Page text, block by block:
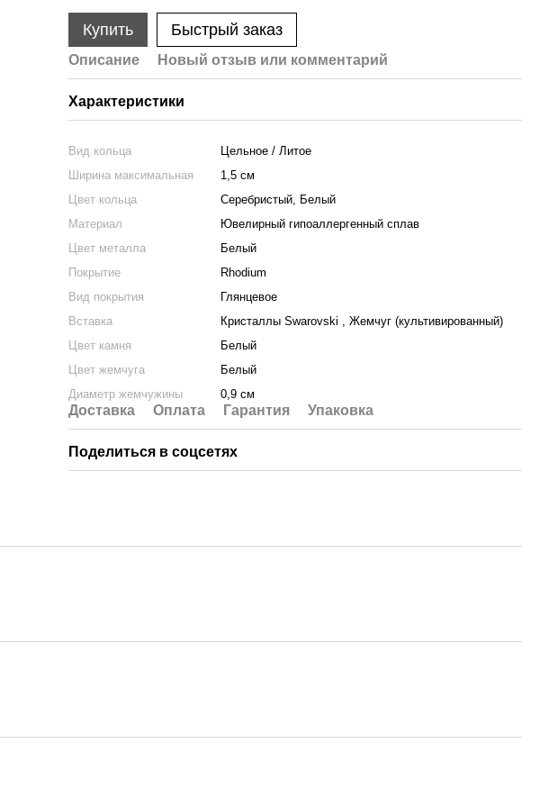
Купить Быстрый заказ
Описание Новый отзыв или комментарий
Характеристики
Вид кольца
Цельное / Литое
Ширина максимальная
1,5 см
Цвет кольца
Серебристый, Белый
Материал
Ювелирный гипоаллергенный сплав
Цвет металла
Белый
Покрытие
Rhodium
Вид покрытия
Глянцевое
Вставка
Кристаллы Swarovski , Жемчуг (культивированный)
Цвет камня
Белый
Цвет жемчуга
Белый
Диаметр жемчужины
0,9 см
Доставка Оплата Гарантия Упаковка
Поделиться в соцсетях